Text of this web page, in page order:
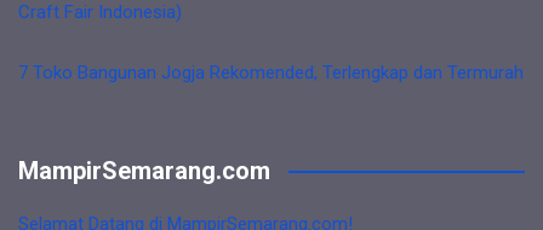
Craft Fair Indonesia)
7 Toko Bangunan Jogja Rekomended, Terlengkap dan Termurah
MampirSemarang.com
Selamat Datang di MampirSemarang.com!